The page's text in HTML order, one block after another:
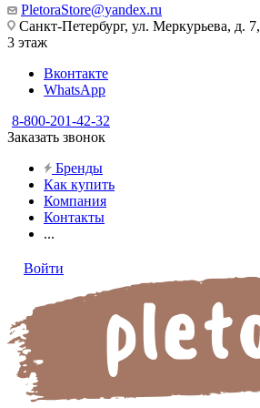
PletoraStore@yandex.ru
Санкт-Петербург, ул. Меркурьева, д. 7,
3 этаж
Вконтакте
WhatsApp
8-800-201-42-32
Заказать звонок
Бренды
Как купить
Компания
Контакты
...
Войти